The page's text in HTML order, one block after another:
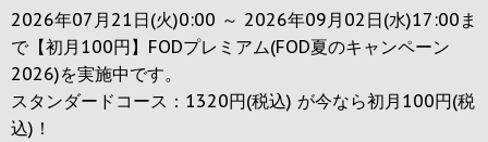
2026年07月21日(火)0:00 ～ 2026年09月02日(水)17:00ま
で【初月100円】FODプレミアム(FOD夏のキャンペーン
2026)を実施中です。
スタンダードコース：1320円(税込) が今なら初月100円(税
込)！